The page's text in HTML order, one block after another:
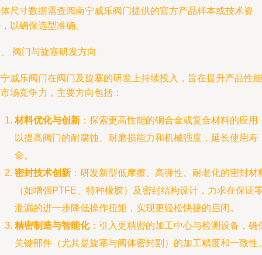
尺寸数据需查阅南宁威乐阀门提供的官方产品样本或技术资
以确保选型准确。
阀门与旋塞研发方向
威乐阀门在阀门及旋塞的研发上持续投入，旨在提升产品性能
场竞争力，主要方向包括：
材料优化与创新 ：探索更高性能的铜合金或复合材料的应用
以提高阀门的耐腐蚀、耐磨损能力和机械强度，延长使用寿
命。
密封技术创新 ：研发新型低摩擦、高弹性、耐老化的密封材
（如增强PTFE、特种橡胶）及密封结构设计，力求在保证
泄漏的进一步降低操作扭矩，实现更轻松快捷的启闭。
精密制造与智能化：引入更精密的加工中心与检测设备，确
关键部件（尤其是旋塞与阀体密封副）的加工精度和一致性